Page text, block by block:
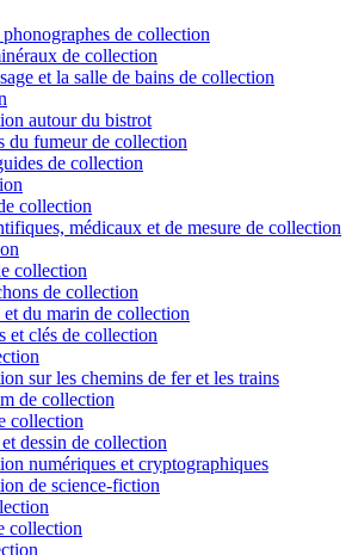
de collection
de collection
et la salle de bains de collection
autour du bistrot
du fumeur de collection
de collection
collection
médicaux et de mesure de collection
collection
de collection
du marin de collection
et clés de collection
sur les chemins de fer et les trains
de collection
collection
dessin de collection
numériques et cryptographiques
de science-fiction
collection